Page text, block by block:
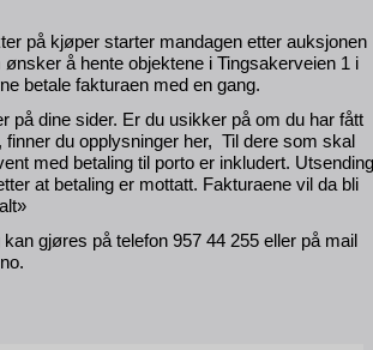
på kjøper starter mandagen etter auksjonen
å hente objektene i Tingsakerveien 1 i
betale fakturaen med en gang.
på dine sider. Er du usikker på om du har fått
finner du opplysninger her, Til dere som skal
med betaling til porto er inkludert. Utsending
at betaling er mottatt. Fakturaene vil da bli
gjøres på telefon 957 44 255 eller på mail